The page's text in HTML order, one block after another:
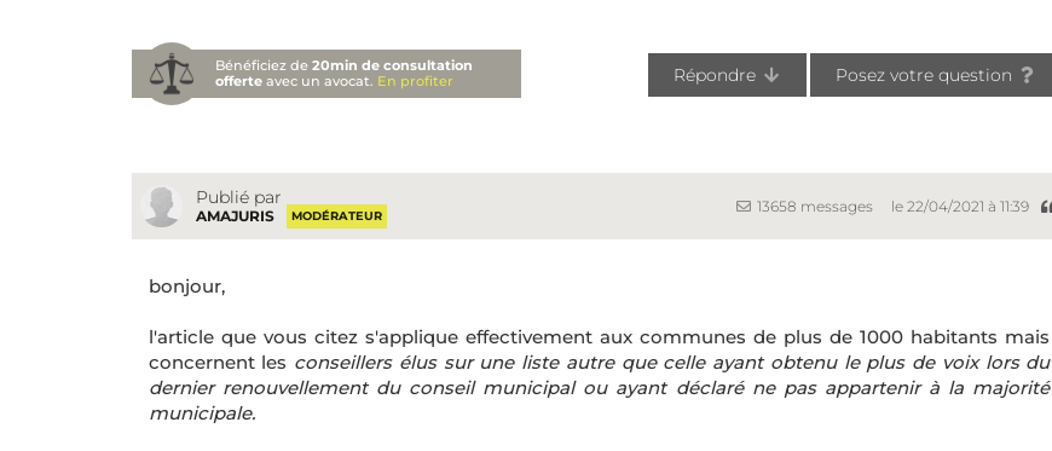
Bénéficiez de20min de consultation
offerte avec un avocat. En profiter Répondre Posez votre question
Publié par
AMAJURIS MODÉRATEUR
13658 messages le 22/04/2021 à 11:39
bonjour,
l'article que vous citez s'applique effectivement aux communes de plus de 1000 habitants mais
concernent les conseillers élus sur une liste autre que celle ayant obtenu le plus de voix lors du
dernier renouvellement du conseil municipal ou ayant déclaré ne pas appartenir à la majorité
municipale.